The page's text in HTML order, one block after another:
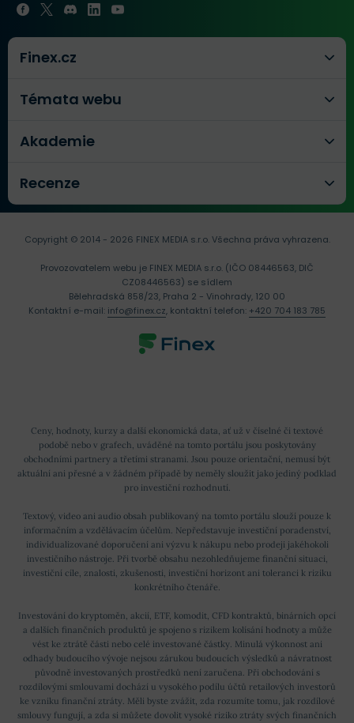
Finex.cz
Témata webu
Akademie
Recenze
Ceny, hodnoty, kurzy a další ekonomická data, ať už v číselné či textové
podobě nebo v grafech, uváděné na tomto portálu jsou poskytovány
obchodními partnery a třetími stranami. Jsou pouze orientační, nemusí být
aktuální ani přesné a v žádném případě by neměly sloužit jako jediný podklad
pro investiční rozhodnutí.
Textový, video ani audio obsah publikovaný na tomto portálu slouží pouze k
informačním a vzdělávacím účelům. Nepředstavuje investiční poradenství,
individualizované doporučení ani výzvu k nákupu nebo prodeji jakéhokoli
investičního nástroje. Při tvorbě obsahu nezohledňujeme finanční situaci,
investiční cíle, znalosti, zkušenosti, investiční horizont ani toleranci k riziku
konkrétního čtenáře.
Investování do kryptoměn, akcií, ETF, komodit, CFD kontraktů, binárních opcí
a dalších finančních produktů je spojeno s rizikem kolísání hodnoty a může
vést ke ztrátě části nebo celé investované částky. Minulá výkonnost ani
odhady budoucího vývoje nejsou zárukou budoucích výsledků a návratnost
původně investovaných prostředků není zaručena. Při obchodování s
rozdílovými smlouvami dochází u vysokého podílu účtů retailových investorů
ke vzniku finanční ztráty. Měli byste zvážit, zda rozumíte tomu, jak rozdílové
smlouvy fungují, a zda si můžete dovolit vysoké riziko ztráty svých finančních
Copyright © 2014 - 2026 FINEX MEDIA s.r.o.Všechna práva vyhrazena.
Provozovatelem webu je FINEX MEDIA s.r.o. (IČO 08446563, DIČ
CZ08446563) se sídlem
Bělehradská 858/23, Praha 2 - Vinohrady, 120 00
Kontaktní e-mail: info@finex.cz, kontaktní telefon: +420 704 183 785